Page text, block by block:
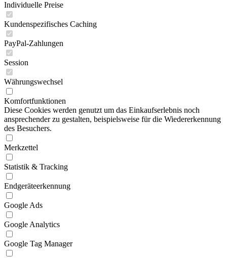
Individuelle Preise
Kundenspezifisches Caching
PayPal-Zahlungen
Session
Währungswechsel
Komfortfunktionen
Diese Cookies werden genutzt um das Einkaufserlebnis noch
ansprechender zu gestalten, beispielsweise für die Wiedererkennung
des Besuchers.
Merkzettel
Statistik & Tracking
Endgeräteerkennung
Google Ads
Google Analytics
Google Tag Manager